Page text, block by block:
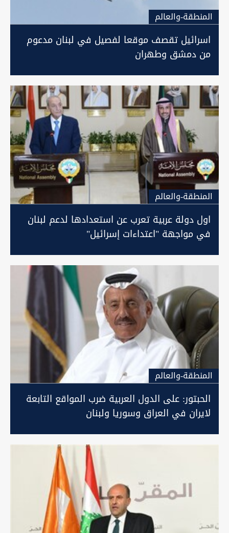
المنطقة-والعالم
اسرائيل تقصف موقعا لفصيل في لبنان مدعوم
من دمشق وطهران
المنطقة-والعالم
اول دولة عربية تعرب عن استعدادها لدعم لبنان
في مواجهة "اعتداءات إسرائيل"
المنطقة-والعالم
الحبتور: على الدول العربية ضرب المواقع التابعة
لايران في العراق وسوريا ولبنان